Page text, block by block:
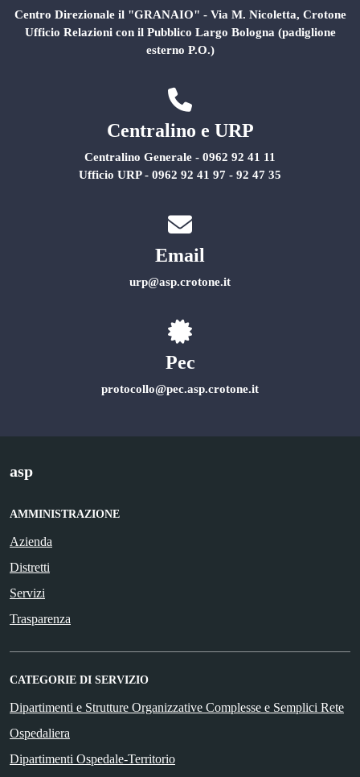
Centro Direzionale il "GRANAIO" - Via M. Nicoletta, Crotone
Ufficio Relazioni con il Pubblico Largo Bologna (padiglione
esterno P.O.)
Centralino e URP
Centralino Generale - 0962 92 41 11
Ufficio URP - 0962 92 41 97 - 92 47 35
Email
urp@asp.crotone.it
Pec
protocollo@pec.asp.crotone.it
asp
AMMINISTRAZIONE
Azienda
Distretti
Servizi
Trasparenza
CATEGORIE DI SERVIZIO
Dipartimenti e Strutture Organizzative Complesse e Semplici Rete
Ospedaliera
Dipartimenti Ospedale-Territorio